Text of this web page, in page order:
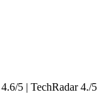
5 | TechRadar 4./5